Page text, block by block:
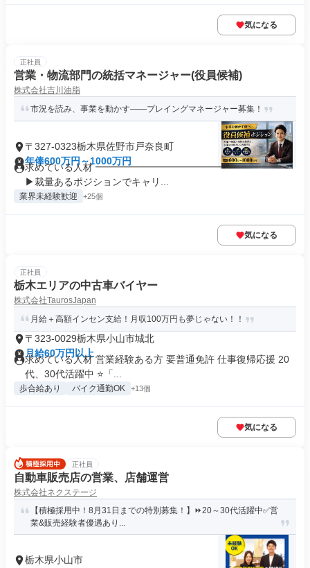
気になる
正社員
営業・物流部門の統括マネージャー(役員候補)
株式会社吉川油脂
市況を読み、事業を動かす――プレイングマネージャー募集！
〒327-0323栃木県佐野市戸奈良町
年俸600万円～1000万円
求めている人材 ━━━━━━━━━━━━━━━━━━━━
▶裁量あるポジションでキャリ...
業界未経験歓迎 +25個
気になる
正社員
栃木エリアの中古車バイヤー
株式会社TaurosJapan
月給＋高額インセン支給！月収100万円も夢じゃない！！
〒323-0029栃木県小山市城北
月給60万円以上
求めている人材 営業経験ある方 要普通免許 仕事復帰応援 20
代、30代活躍中 ⭐「...
歩合給あり バイク通勤OK +13個
気になる
正社員
自動車販売店の営業、店舗運営
株式会社ネクステージ
【積極採用中！8月31日までの特別募集！】⏩️20～30代活躍中✅営
業&販売経験者優遇あり...
栃木県小山市